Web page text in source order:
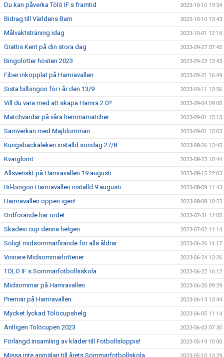
Du kan påverka Tölö IF:s framtid 2023-10-10 19:24
Bidrag till Världens Barn 2023-10-10 13:43
Målvaktsträning idag 2023-10-01 12:16
Grattis Kent på din stora dag 2023-09-27 07:45
Bingolotter hösten 2023 2023-09-23 13:43
Fiber inkopplat på Hamravallen 2023-09-21 16:49
Sista bilbingon för i år den 13/9 2023-09-11 13:56
Vill du vara med att skapa Hamra 2.0? 2023-09-04 09:00
Matchvärdar på våra hemmamatcher 2023-09-01 15:15
Samverkan med Majblomman 2023-09-01 15:03
Kungsbackaleken inställd söndag 27/8 2023-08-26 13:45
Kvarglömt 2023-08-23 10:44
Allsvenskt på Hamravallen 19 augusti 2023-08-15 22:03
Bil-bingon Hamravallen inställd 9 augusti 2023-08-09 11:43
Hamravallen öppen igen! 2023-08-08 10:23
Ordförande har ordet 2023-07-31 12:05
Skadevi cup denna helgen 2023-07-02 11:14
Soligt midsommarfirande för alla åldrar 2023-06-26 14:17
Vinnare Midsommarlotterier 2023-06-24 13:26
TÖLÖ IF:s Sommarfotbollsskola 2023-06-22 16:12
Midsommar på Hamravallen 2023-06-20 09:29
Premiär på Hamravallen 2023-06-13 13:44
Mycket lyckad Tölöcupshelg 2023-06-05 11:14
Äntligen Tölöcupen 2023 2023-06-03 07:30
Förlängd insamling av kläder till Fotbollsloppis! 2023-05-19 10:00
Missa inte anmälan till årets Sommarfotbollskola